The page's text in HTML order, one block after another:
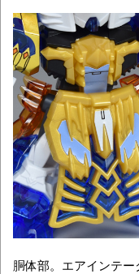
胴体部。エアインテ